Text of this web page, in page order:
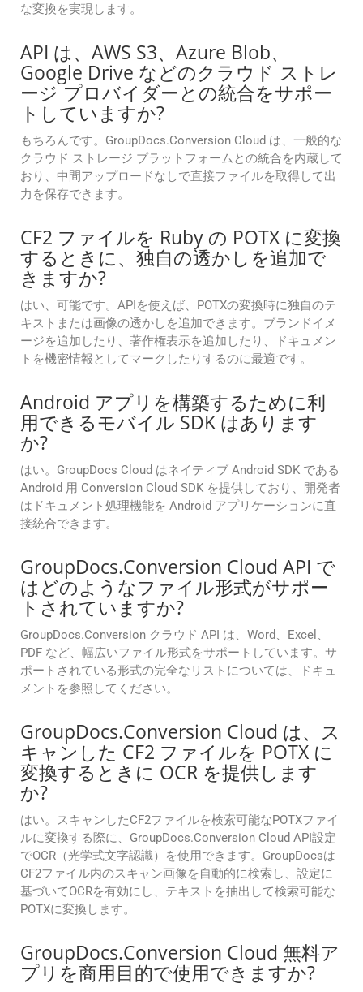
な変換を実現します。
API は、AWS S3、Azure Blob、
Google Drive などのクラウド ストレ
ージ プロバイダーとの統合をサポー
トしていますか?
もちろんです。GroupDocs.Conversion Cloud は、一般的な
クラウド ストレージ プラットフォームとの統合を内蔵して
おり、中間アップロードなしで直接ファイルを取得して出
力を保存できます。
CF2 ファイルを Ruby の POTX に変換
するときに、独自の透かしを追加で
きますか?
はい、可能です。APIを使えば、POTXの変換時に独自のテ
キストまたは画像の透かしを追加できます。ブランドイメ
ージを追加したり、著作権表示を追加したり、ドキュメン
トを機密情報としてマークしたりするのに最適です。
Android アプリを構築するために利
用できるモバイル SDK はあります
か?
はい。GroupDocs Cloud はネイティブ Android SDK である
Android 用 Conversion Cloud SDK を提供しており、開発者
はドキュメント処理機能を Android アプリケーションに直
接統合できます。
GroupDocs.Conversion Cloud API で
はどのようなファイル形式がサポー
トされていますか?
GroupDocs.Conversion クラウド API は、Word、Excel、
PDF など、幅広いファイル形式をサポートしています。サ
ポートされている形式の完全なリストについては、ドキュ
メントを参照してください。
GroupDocs.Conversion Cloud は、ス
キャンした CF2 ファイルを POTX に
変換するときに OCR を提供します
か?
はい。スキャンしたCF2ファイルを検索可能なPOTXファイ
ルに変換する際に、GroupDocs.Conversion Cloud API設定
でOCR（光学式文字認識）を使用できます。GroupDocsは
CF2ファイル内のスキャン画像を自動的に検索し、設定に
基づいてOCRを有効にし、テキストを抽出して検索可能な
POTXに変換します。
GroupDocs.Conversion Cloud 無料ア
プリを商用目的で使用できますか?